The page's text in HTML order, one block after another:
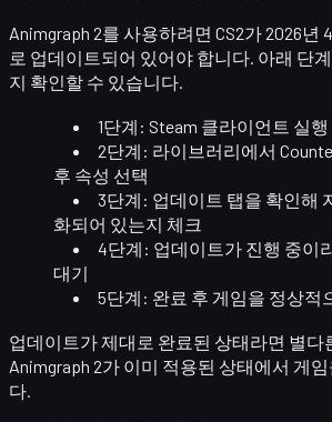
Animgraph 2를 사용하려면 CS2가2026년
로 업데이트되어 있어야 합니다. 아래 단
지 확인할 수 있습니다.
1단계: Steam 클라이언트 실행
2단계: 라이브러리에서
후 속성 선택
3단계: 업데이트 탭을 확인해
화되어 있는지 체크
4단계: 업데이트가 진행 중이
대기
5단계: 완료 후 게임을 정상적
업데이트가 제대로 완료된 상태라면 별다
Animgraph 2가 이미 적용된 상태에서 게
다.